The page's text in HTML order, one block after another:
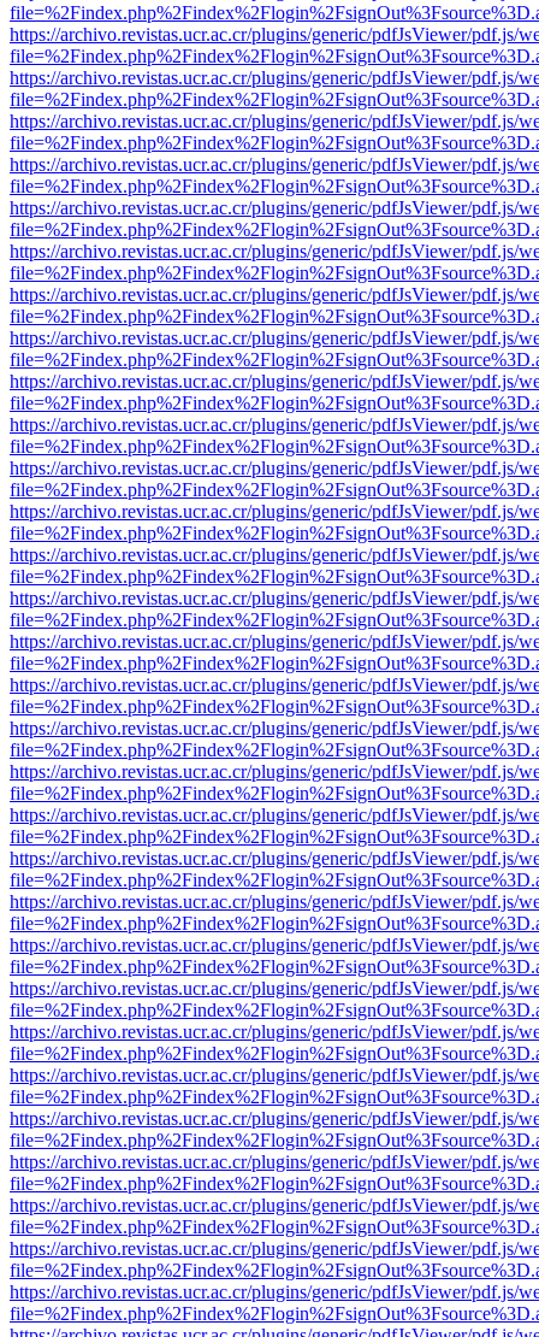
https://archivo.revistas.ucr.ac.cr/plugins/generic/pdfJsViewer/pdf.js/
https://archivo.revistas.ucr.ac.cr/plugins/generic/pdfJsViewer/pdf.js/
https://archivo.revistas.ucr.ac.cr/plugins/generic/pdfJsViewer/pdf.js/
https://archivo.revistas.ucr.ac.cr/plugins/generic/pdfJsViewer/pdf.js/
https://archivo.revistas.ucr.ac.cr/plugins/generic/pdfJsViewer/pdf.js/
https://archivo.revistas.ucr.ac.cr/plugins/generic/pdfJsViewer/pdf.js/
https://archivo.revistas.ucr.ac.cr/plugins/generic/pdfJsViewer/pdf.js/
https://archivo.revistas.ucr.ac.cr/plugins/generic/pdfJsViewer/pdf.js/
https://archivo.revistas.ucr.ac.cr/plugins/generic/pdfJsViewer/pdf.js/
https://archivo.revistas.ucr.ac.cr/plugins/generic/pdfJsViewer/pdf.js/
https://archivo.revistas.ucr.ac.cr/plugins/generic/pdfJsViewer/pdf.js/
https://archivo.revistas.ucr.ac.cr/plugins/generic/pdfJsViewer/pdf.js/
https://archivo.revistas.ucr.ac.cr/plugins/generic/pdfJsViewer/pdf.js/
https://archivo.revistas.ucr.ac.cr/plugins/generic/pdfJsViewer/pdf.js/
https://archivo.revistas.ucr.ac.cr/plugins/generic/pdfJsViewer/pdf.js/
https://archivo.revistas.ucr.ac.cr/plugins/generic/pdfJsViewer/pdf.js/
https://archivo.revistas.ucr.ac.cr/plugins/generic/pdfJsViewer/pdf.js/
https://archivo.revistas.ucr.ac.cr/plugins/generic/pdfJsViewer/pdf.js/
https://archivo.revistas.ucr.ac.cr/plugins/generic/pdfJsViewer/pdf.js/
https://archivo.revistas.ucr.ac.cr/plugins/generic/pdfJsViewer/pdf.js/
https://archivo.revistas.ucr.ac.cr/plugins/generic/pdfJsViewer/pdf.js/
https://archivo.revistas.ucr.ac.cr/plugins/generic/pdfJsViewer/pdf.js/
https://archivo.revistas.ucr.ac.cr/plugins/generic/pdfJsViewer/pdf.js/
https://archivo.revistas.ucr.ac.cr/plugins/generic/pdfJsViewer/pdf.js/
https://archivo.revistas.ucr.ac.cr/plugins/generic/pdfJsViewer/pdf.js/
https://archivo.revistas.ucr.ac.cr/plugins/generic/pdfJsViewer/pdf.js/
https://archivo.revistas.ucr.ac.cr/plugins/generic/pdfJsViewer/pdf.js/
https://archivo.revistas.ucr.ac.cr/plugins/generic/pdfJsViewer/pdf.js/
https://archivo.revistas.ucr.ac.cr/plugins/generic/pdfJsViewer/pdf.js/
https://archivo.revistas.ucr.ac.cr/plugins/generic/pdfJsViewer/pdf.js/